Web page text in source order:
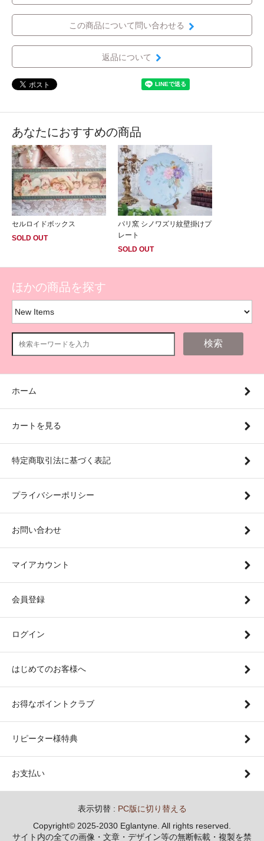
この商品について問い合わせる
返品について
あなたにおすすめの商品
セルロイドボックス
SOLD OUT
パリ窯 シノワズリ紋壁掛けプ
レート
SOLD OUT
ほかの商品を探す
検索
ホーム
カートを見る
特定商取引法に基づく表記
プライバシーポリシー
お問い合わせ
マイアカウント
会員登録
ログイン
はじめてのお客様へ
お得なポイントクラブ
リピーター様特典
お支払い
表示切替 : PC版に切り替える
Copyright© 2025-2030 Eglantyne. All rights reserved.
サイト内の全ての画像・文章・デザイン等の無断転載・複製を禁